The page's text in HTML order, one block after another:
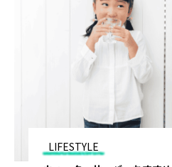
LIFESTYLE
ライト） シャワー
口コミは本当？実際
リット・デメリット
【着用レビ
αの効果は本
紹介
2026.01.29
TAG LIST